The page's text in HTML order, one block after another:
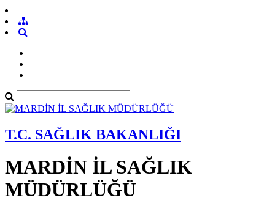
T.C. SAĞLIK BAKANLIĞI
MARDİN İL SAĞLIK
MÜDÜRLÜĞÜ